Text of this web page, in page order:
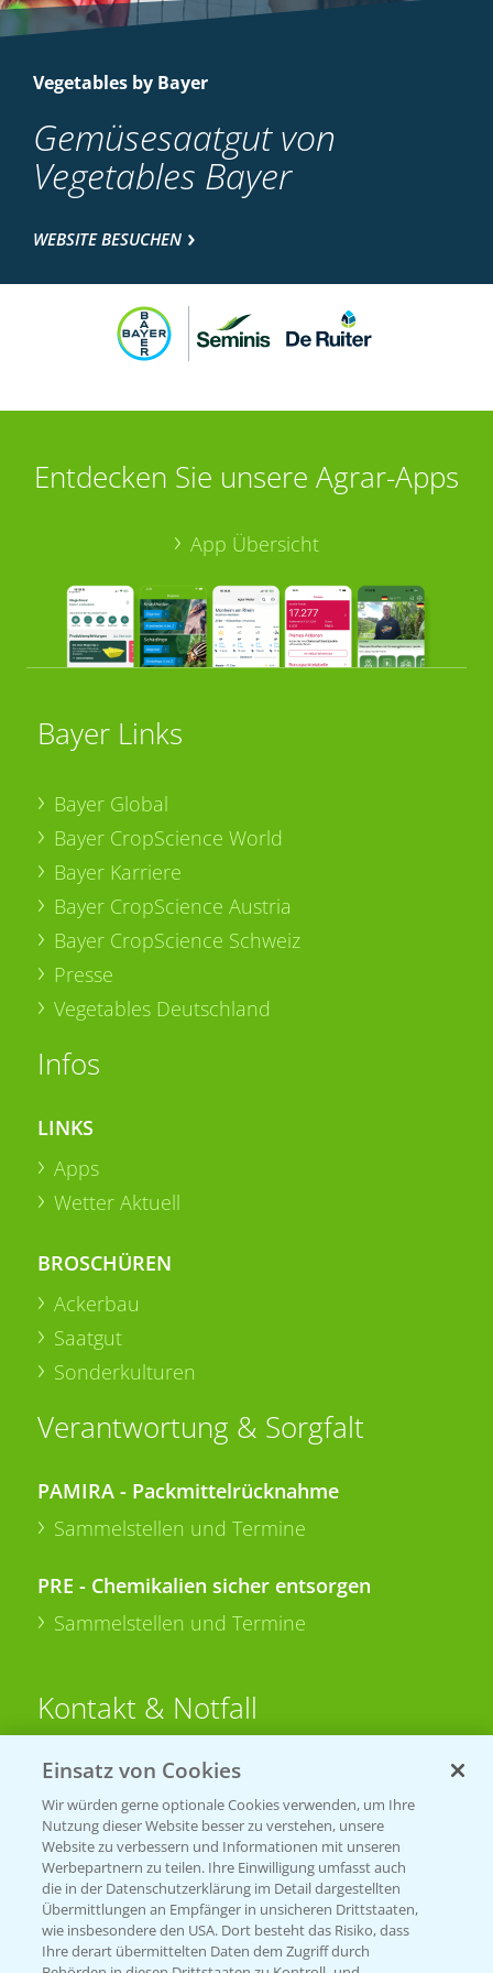
Vegetables by Bayer
Gemüsesaatgut von
Vegetables Bayer
WEBSITE BESUCHEN
Entdecken Sie unsere Agrar-Apps
App Übersicht
Bayer Links
Bayer Global
Bayer CropScience World
Bayer Karriere
Bayer CropScience Austria
Bayer CropScience Schweiz
Presse
Vegetables Deutschland
Infos
LINKS
Apps
Wetter Aktuell
BROSCHÜREN
Ackerbau
Saatgut
Sonderkulturen
Verantwortung & Sorgfalt
PAMIRA - Packmittelrücknahme
Sammelstellen und Termine
PRE - Chemikalien sicher entsorgen
Sammelstellen und Termine
Kontakt & Notfall
Beratung auf WhatsApp
T.+49 (0)174 346 564 1
KONTAKT
Hilfe in Notfällen
T.+49 (0)214/30-20220
Einsatz von Cookies
Wir würden gerne optionale Cookies verwenden, um Ihre
Nutzung dieser Website besser zu verstehen, unsere
Website zu verbessern und Informationen mit unseren
Werbepartnern zu teilen. Ihre Einwilligung umfasst auch
die in der Datenschutzerklärung im Detail dargestellten
Übermittlungen an Empfänger in unsicheren Drittstaaten,
wie insbesondere den USA. Dort besteht das Risiko, dass
Ihre derart übermittelten Daten dem Zugriff durch